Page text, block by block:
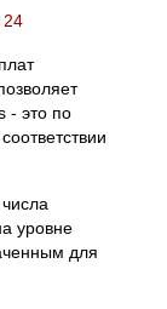
24
- это по
уровне
для